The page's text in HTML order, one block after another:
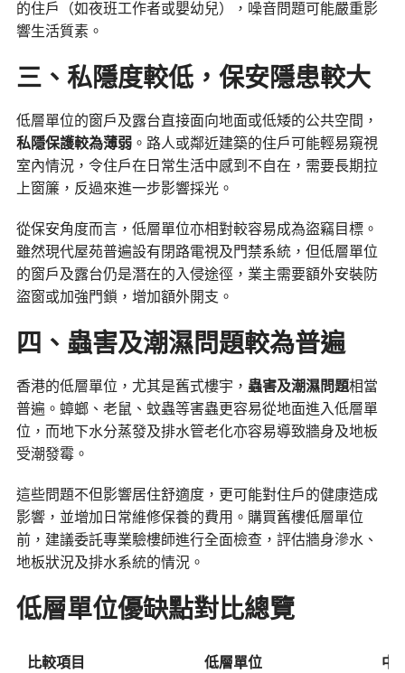
的住戶（如夜班工作者或嬰幼兒），噪音問題可能嚴重影
響生活質素。
三、私隱度較低，保安隱患較大
低層單位的窗戶及露台直接面向地面或低矮的公共空間，
私隱保護較為薄弱。路人或鄰近建築的住戶可能輕易窺視
室內情況，令住戶在日常生活中感到不自在，需要長期拉
上窗簾，反過來進一步影響採光。
從保安角度而言，低層單位亦相對較容易成為盜竊目標。
雖然現代屋苑普遍設有閉路電視及門禁系統，但低層單位
的窗戶及露台仍是潛在的入侵途徑，業主需要額外安裝防
盜窗或加強門鎖，增加額外開支。
四、蟲害及潮濕問題較為普遍
香港的低層單位，尤其是舊式樓宇， 蟲害及潮濕問題相當
普遍。蟑螂、老鼠、蚊蟲等害蟲更容易從地面進入低層單
位，而地下水分蒸發及排水管老化亦容易導致牆身及地板
受潮發霉。
這些問題不但影響居住舒適度，更可能對住戶的健康造成
影響，並增加日常維修保養的費用。購買舊樓低層單位
前，建議委託專業驗樓師進行全面檢查，評估牆身滲水、
地板狀況及排水系統的情況。
低層單位優缺點對比總覽
比較項目 低層單位 中